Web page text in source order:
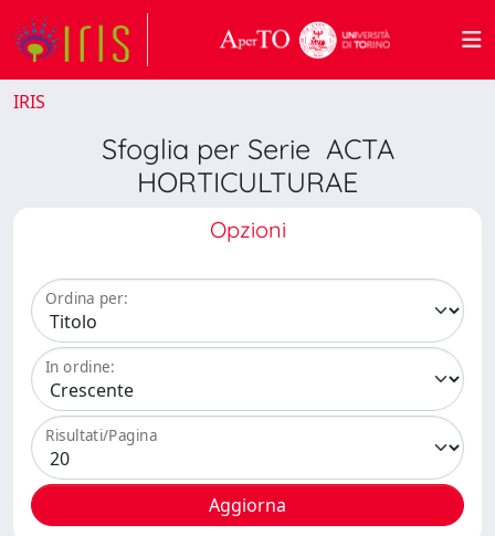
IRIS
Sfoglia per Serie ACTA
HORTICULTURAE
Opzioni
Ordina per:
In ordine:
Risultati/Pagina